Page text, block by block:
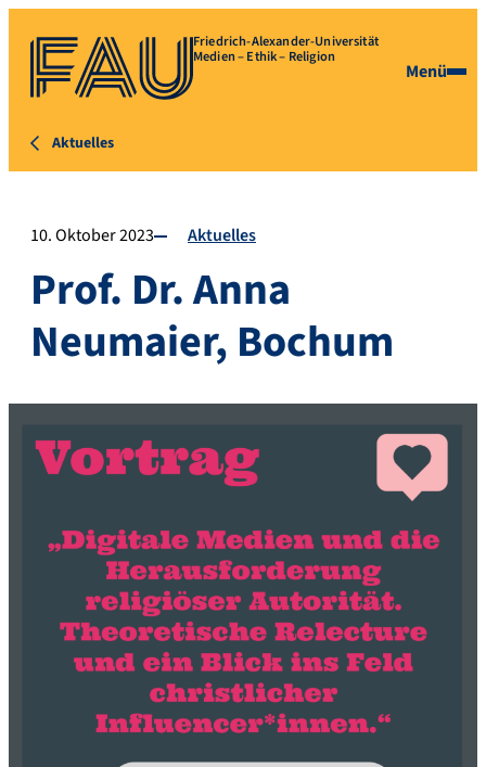
Friedrich-Alexander-Universität
Medien – Ethik – Religion
Menü
Aktuelles
10. Oktober 2023 Aktuelles
Prof. Dr. Anna
Neumaier, Bochum